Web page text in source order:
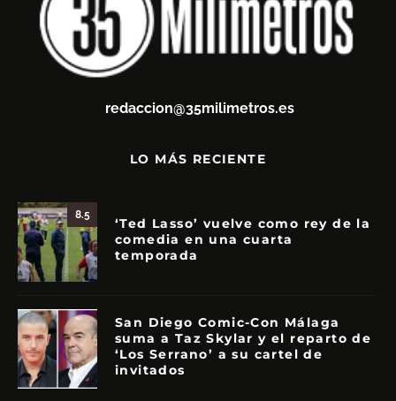
redaccion@35milimetros.es
LO MÁS RECIENTE
8.5
‘Ted Lasso’ vuelve como rey de la
comedia en una cuarta
temporada
San Diego Comic-Con Málaga
suma a Taz Skylar y el reparto de
‘Los Serrano’ a su cartel de
invitados